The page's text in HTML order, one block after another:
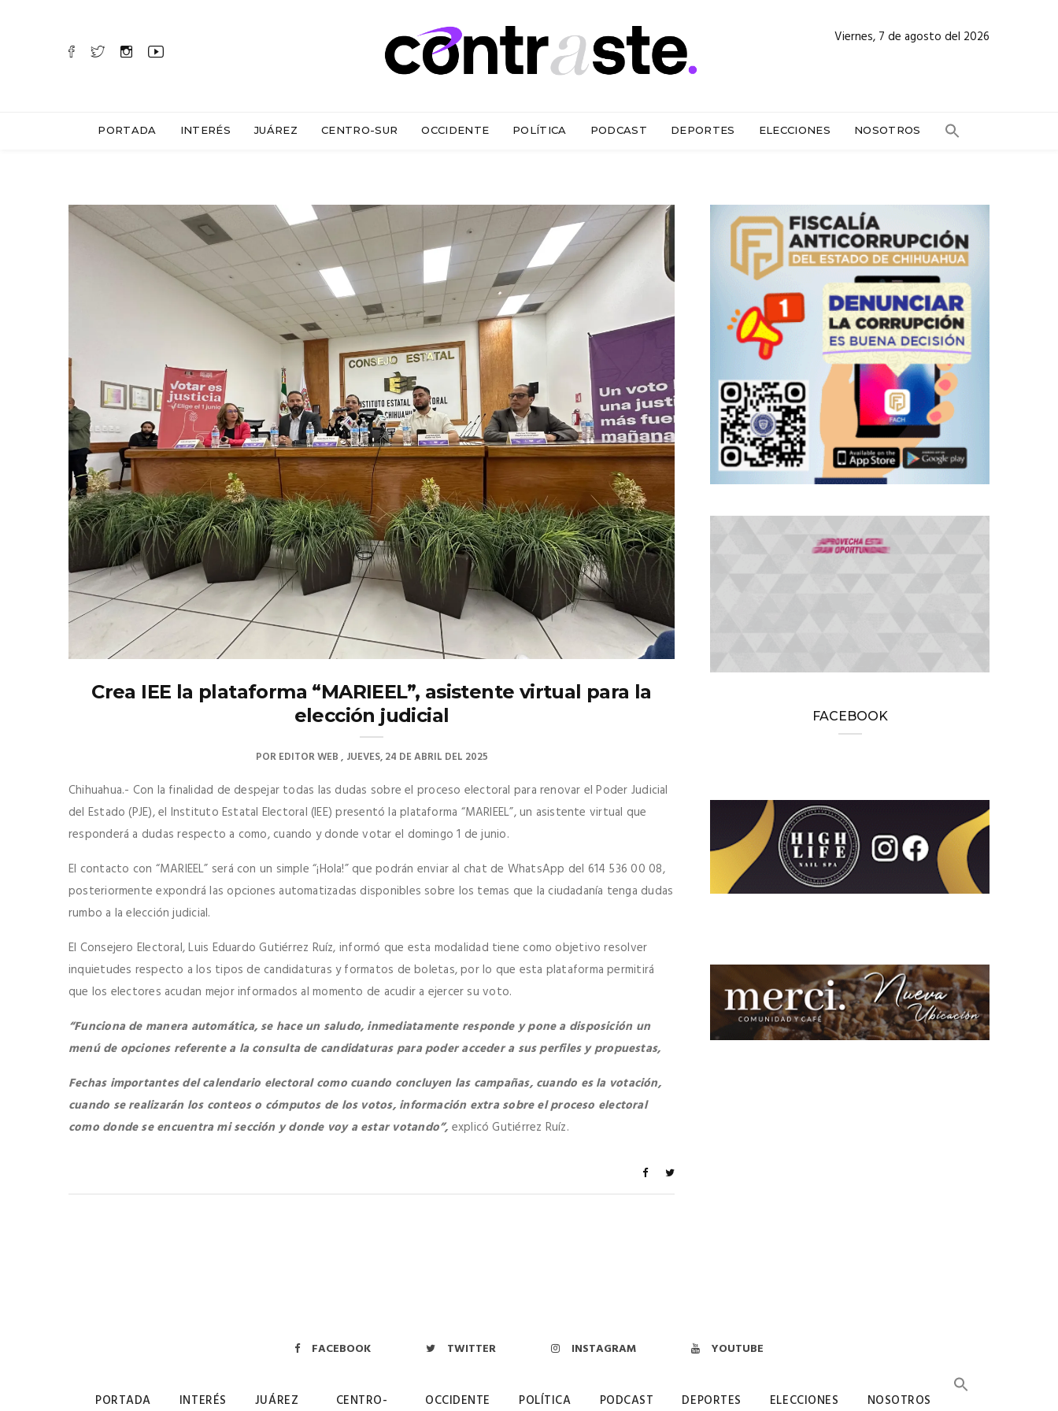
Viernes, 7 de agosto del 2026
PORTADA INTERÉS JUÁREZ CENTRO-SUR OCCIDENTE POLÍTICA PODCAST DEPORTES ELECCIONES NOSOTROS
Crea IEE la plataforma “MARIEEL”, asistente virtual para la
elección judicial
POREDITOR WEB JUEVES, 24 DE ABRIL DEL 2025
Chihuahua.- Con la finalidad de despejar todas las dudas sobre el proceso electoral para renovar el Poder Judicial
del Estado (PJE), el Instituto Estatal Electoral (IEE) presentó la plataforma “MARIEEL”, un asistente virtual que
responderá a dudas respecto a como, cuando y donde votar el domingo 1 de junio.
El contacto con “MARIEEL” será con un simple “¡Hola!” que podrán enviar al chat de WhatsApp del 614 536 00 08,
posteriormente expondrá las opciones automatizadas disponibles sobre los temas que la ciudadanía tenga dudas
rumbo a la elección judicial.
El Consejero Electoral, Luis Eduardo Gutiérrez Ruíz, informó que esta modalidad tiene como objetivo resolver
inquietudes respecto a los tipos de candidaturas y formatos de boletas, por lo que esta plataforma permitirá
que los electores acudan mejor informados al momento de acudir a ejercer su voto.
“Funciona de manera automática, se hace un saludo, inmediatamente responde y pone a disposición un
menú de opciones referente a la consulta de candidaturas para poder acceder a sus perfiles y propuestas,
Fechas importantes del calendario electoral como cuando concluyen las campañas, cuando es la votación,
cuando se realizarán los conteos o cómputos de los votos, información extra sobre el proceso electoral
como donde se encuentra mi sección y donde voy a estar votando”, explicó Gutiérrez Ruíz.
FACEBOOK
FACEBOOK TWITTER INSTAGRAM YOUTUBE
PORTADA INTERÉS JUÁREZ CENTRO- OCCIDENTE POLÍTICA PODCAST DEPORTES ELECCIONES NOSOTROS